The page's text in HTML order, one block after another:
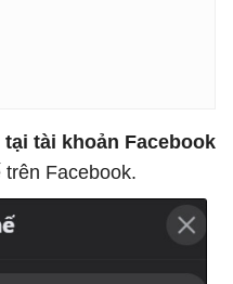
tại tài khoản Facebook
Facebook.